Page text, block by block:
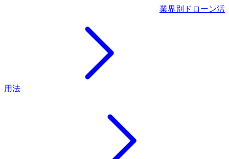
業界別ドローン活
用法